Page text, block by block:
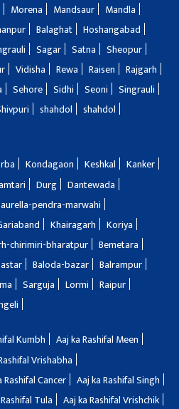
Morena Mandsaur
Mandla
Balaghat
Hoshangabad
Sagar Satna
Sheopur
Vidisha Rewa Raisen
Rajgarh
Sehore Sidhi Seoni
Singrauli
shahdol
shahdol
Kondagaon Keshkal
Kanker
Durg
Dantewada
pendra-marwahi
Khairagarh
Koriya
chirimiri-bharatpur
Bemetara
Baloda-bazar
Balrampur
Sarguja Lormi
Raipur
Kumbh
Aaj ka Rashifal Meen
Vrishabha
Rashifal Cancer
Aaj ka Rashifal Singh
Tula
Aaj ka Rashifal Vrishchik